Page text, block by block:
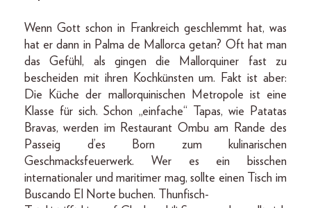
Wenn Gott schon in Frankreich geschlemmt hat, was
hat er dann in Palma de Mallorca getan? Oft hat man
das Gefühl, als gingen die Mallorquiner fast zu
bescheiden mit ihren Kochkünsten um. Fakt ist aber:
Die Küche der mallorquinischen Metropole ist eine
Klasse für sich. Schon „einfache“ Tapas, wie Patatas
Bravas, werden im Restaurant Ombu am Rande des
Passeig d’es Born zum kulinarischen
Geschmacksfeuerwerk. Wer es ein bisschen
internationaler und maritimer mag, sollte einen Tisch im
Buscando El Norte buchen. Thunfisch-